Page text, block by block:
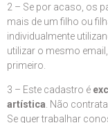
2 – Se por acaso, os
mais de um filho ou
individualmente
utilizar o mesmo
primeiro.
3 – Este cadastro é
artística . Não
Se quer trabalhar